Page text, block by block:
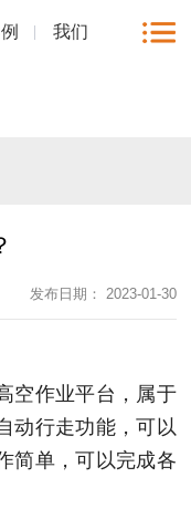
我们
发布日期： 2023-01-30
空作业平台，属于
动行走功能，可以
简单，可以完成各